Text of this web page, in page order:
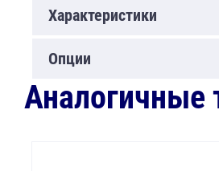
Характеристики
Опции
Аналогичные